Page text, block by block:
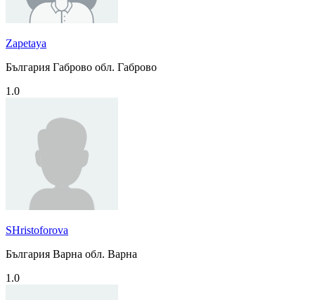
Zapetaya
България Габрово обл. Габрово
1.0
SHristoforova
България Варна обл. Варна
1.0